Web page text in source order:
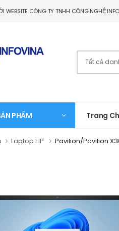
WEBSITE CÔNG TY TNHH CÔNG NGHỆ
PHẨM Trang
Laptop HP Pavilion/Pavilion